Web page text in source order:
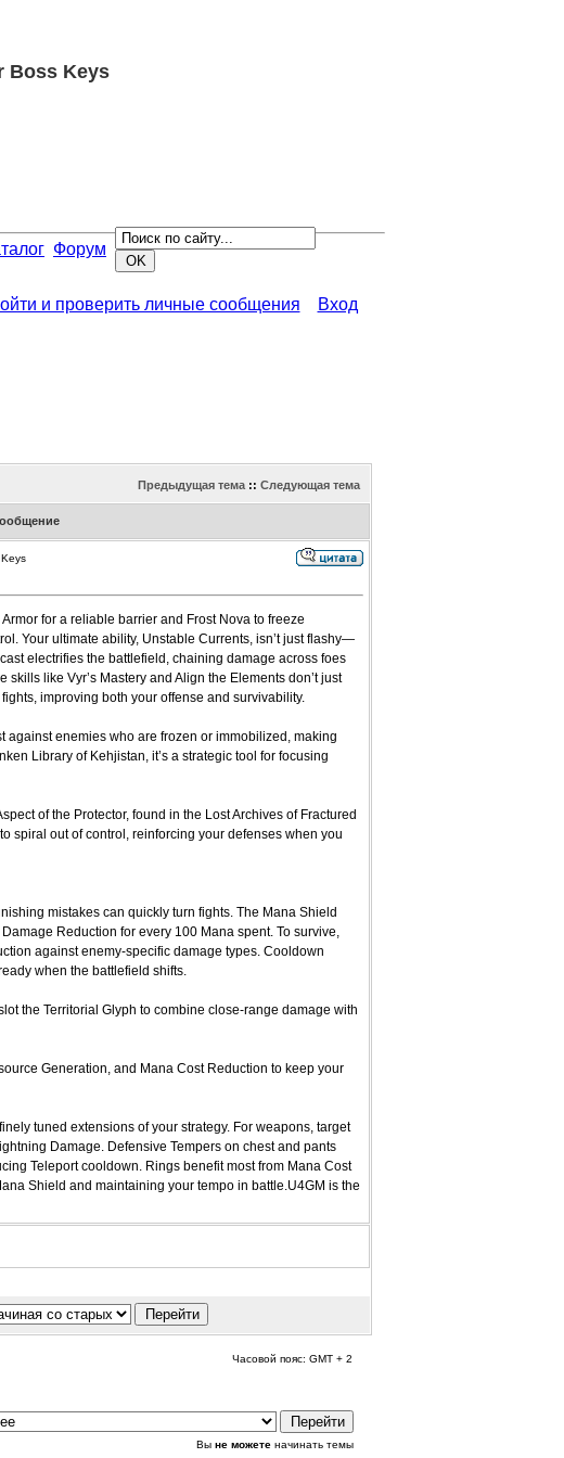
Boss Keys
Форум
и проверить личные сообщения Вход
Предыдущая тема:: Следующая тема
for a reliable barrier and Frost Nova to freeze
Your ultimate ability, Unstable Currents, isn’t just flashy—
electrifies the battlefield, chaining damage across foes
like Vyr’s Mastery and Align the Elements don’t just
improving both your offense and survivability.
against enemies who are frozen or immobilized, making
Library of Kehjistan, it’s a strategic tool for focusing
of the Protector, found in the Lost Archives of Fractured
spiral out of control, reinforcing your defenses when you
mistakes can quickly turn fights. The Mana Shield
Reduction for every 100 Mana spent. To survive,
against enemy-specific damage types. Cooldown
when the battlefield shifts.
the Territorial Glyph to combine close-range damage with
Generation, and Mana Cost Reduction to keep your
tuned extensions of your strategy. For weapons, target
Damage. Defensive Tempers on chest and pants
Teleport cooldown. Rings benefit most from Mana Cost
Shield and maintaining your tempo in battle.U4GM is the
Часовой пояс: GMT + 2
Вы не можете начинать темы